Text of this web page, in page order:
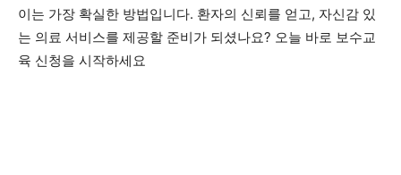
이는 가장 확실한 방법입니다. 환자의 신뢰를 얻고, 자신감 있
는 의료 서비스를 제공할 준비가 되셨나요? 오늘 바로 보수교
육 신청을 시작하세요